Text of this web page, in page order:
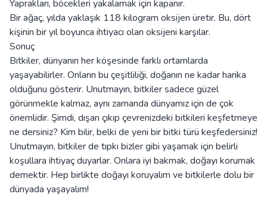
Yaprakları, böcekleri yakalamak için kapanır.
Bir ağaç, yılda yaklaşık 118 kilogram oksijen üretir. Bu, dört
kişinin bir yıl boyunca ihtiyacı olan oksijeni karşılar.
Sonuç
Bitkiler, dünyanın her köşesinde farklı ortamlarda
yaşayabilirler. Onların bu çeşitliliği, doğanın ne kadar harika
olduğunu gösterir. Unutmayın, bitkiler sadece güzel
görünmekle kalmaz, aynı zamanda dünyamız için de çok
önemlidir. Şimdi, dışarı çıkıp çevrenizdeki bitkileri keşfetmeye
ne dersiniz? Kim bilir, belki de yeni bir bitki türü keşfedersiniz!
Unutmayın, bitkiler de tıpkı bizler gibi yaşamak için belirli
koşullara ihtiyaç duyarlar. Onlara iyi bakmak, doğayı korumak
demektir. Hep birlikte doğayı koruyalım ve bitkilerle dolu bir
dünyada yaşayalım!